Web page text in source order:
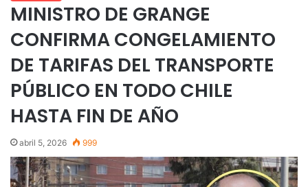
MINISTRO DE GRANGE
CONFIRMA CONGELAMIENTO
DE TARIFAS DEL TRANSPORTE
PÚBLICO EN TODO CHILE
HASTA FIN DE AÑO
abril 5, 2026 999